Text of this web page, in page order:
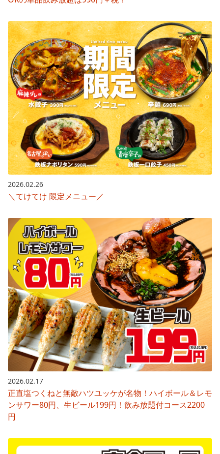
2026.02.26
＼てけてけ 限定メニュー／
2026.02.17
正直塩つくねと無敵ハツユッケが名物！ハイボール＆レモ
ンサワー80円、生ビール199円！飲み放題付コース2200
円